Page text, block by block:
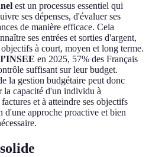
est un processus essentiel qui
ses dépenses, d'évaluer ses
de manière efficace. Cela
ses entrées et sorties d'argent,
à court, moyen et long terme.
l’INSEE en 2025, 57% des Français
suffisant sur leur budget.
la gestion budgétaire peut donc
capacité d'un individu à
et à atteindre ses objectifs
approche proactive et bien